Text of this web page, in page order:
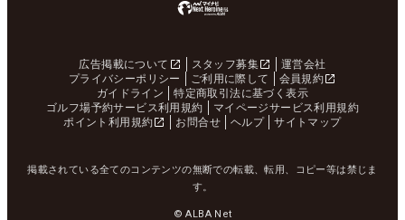
広告掲載について スタッフ募集
運営会社
プライバシーポリシー
ご利用に際して
会員規約
ガイドライン
特定商取引法に基づく表示
ゴルフ場予約サービス利用規約
マイページサービス利用規約
ポイント利用規約
お問合せ ヘルプ サイトマップ
掲載されている全てのコンテンツの無断での転載、転用、コピー等は禁じま
す。
© ALBA Net